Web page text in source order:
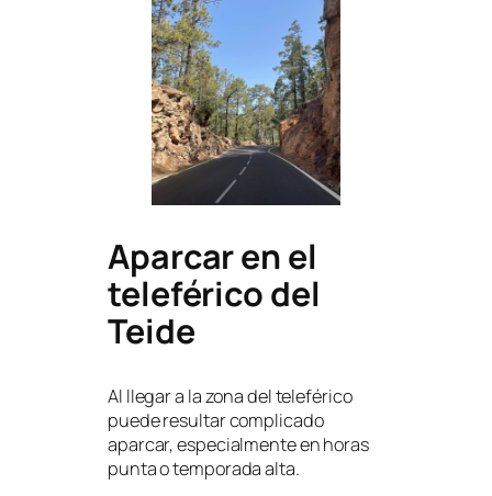
Aparcar en el
teleférico del
Teide
Al llegar a la zona del teleférico
puede resultar complicado
aparcar, especialmente en horas
punta o temporada alta.